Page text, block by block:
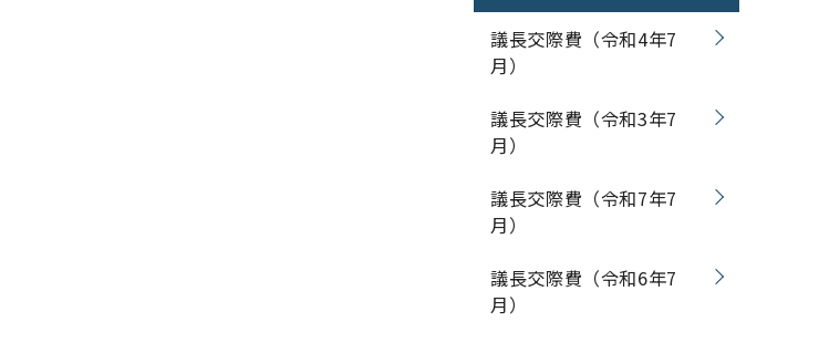
議長交際費（令和4年7
月）
議長交際費（令和3年7
月）
議長交際費（令和7年7
月）
議長交際費（令和6年7
月）